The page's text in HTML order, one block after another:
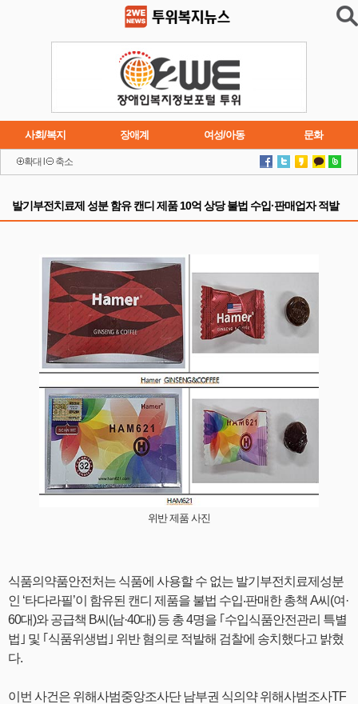
사회/복지 장애계 여성/아동 문화
이슈 연재소설
확대 축소
발기부전치료제 성분 함유 캔디 제품 10억 상당 불법 수입·판매업자 적발
위반 제품 사진
식품의약품안전처는 식품에 사용할 수 없는 발기부전치료제성분
인 ‘타다라필’이 함유된 캔디 제품을 불법 수입‧판매한 총책 A씨(여·
60대)와 공급책 B씨(남·40대) 등 총 4명을 ｢수입식품안전관리 특별
법｣ 및 ｢식품위생법｣ 위반 혐의로 적발해 검찰에 송치했다고 밝혔
다.
이번 사건은 위해사범중앙조사단 남부권 식의약 위해사범조사TF